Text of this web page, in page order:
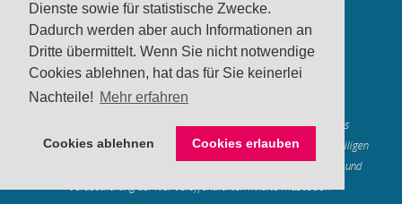
Dienste sowie für statistische Zwecke.
Dadurch werden aber auch Informationen an
Dritte übermittelt. Wenn Sie nicht notwendige
Cookies ablehnen, hat das für Sie keinerlei
Nachteile! Mehr erfahren
Cookies ablehnen Cookies erlauben
produktwarnung.eu
Made in Gerstetten |Medienzentrum Gerstetten
Alle genannten Marken, Warenzeichen und Logos innerhalb dieses
Medienangebotes sind durch die Marken- und Urheberechte der jeweiligen
Rechteinhaber geschützt, und dienen lediglich der Berichterstattung und
Verdeutlichung der hier veröffentlichten InhalteMastodon